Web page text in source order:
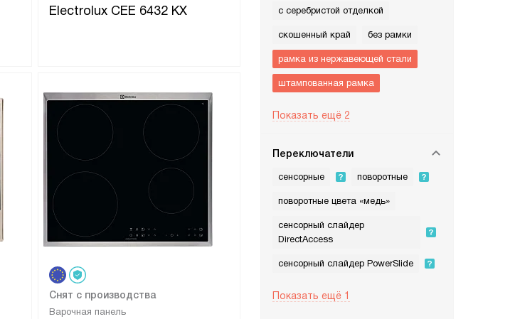
с серебристой отделкой
скошенный край без рамки
рамка из нержавеющей стали
штампованная рамка
Показать ещё 2
Переключатели
сенсорные поворотные
поворотные цвета «медь»
сенсорный слайдер
DirectAccess
сенсорный слайдер PowerSlide
Показать ещё 1
Electrolux CEE 6432 KX
Варочная панель
Снят с производства